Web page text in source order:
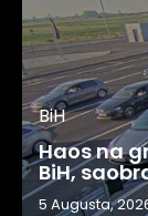
BiH
Haos na
BiH,
5 Augusta,